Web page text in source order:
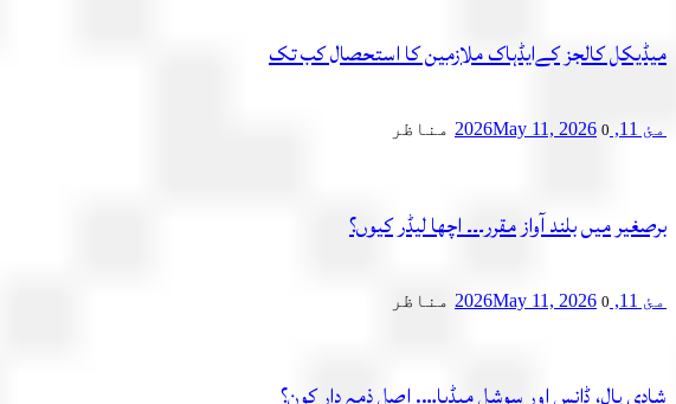
میڈیکل کالجز کےایڈہاک ملازمین کا استحصال کب تک
مئ 11, 2026 May 11, 2026 0 مناظر
برصغیر میں بلند آواز مقرر۔۔۔ اچھا لیڈر کیوں؟
مئ 11, 2026 May 11, 2026 0 مناظر